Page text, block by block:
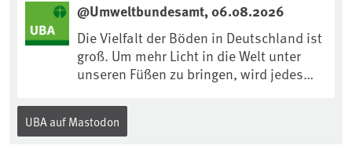
anpassen?🤔Antworten auf diese und
weitere Fragen auf unserer Webseite:
www.uba.de/trockenheit #Trockenheit
#Klimawandel
@Umweltbundesamt, 06.08.2026
Die Vielfalt der Böden in Deutschland ist
groß. Um mehr Licht in die Welt unter
unseren Füßen zu bringen, wird jedes
Internationalen Tag des Bodens, der
„Boden des Jahres“ vorgestellt. Das UBA
UBA auf Mastodon